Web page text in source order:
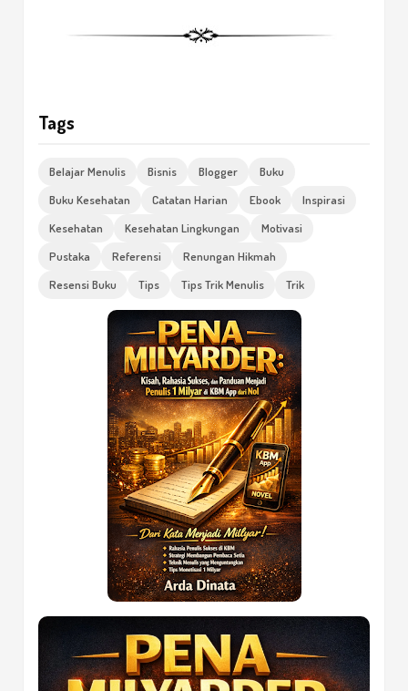
Tags
Belajar Menulis Bisnis Blogger
Buku
Buku Kesehatan
Catatan Harian Ebook
Inspirasi
Kesehatan
Kesehatan Lingkungan
Motivasi
Pustaka
Referensi
Renungan Hikmah
Resensi Buku
Tips Tips Trik Menulis Trik